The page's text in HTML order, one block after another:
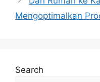
k
Mengoptimalkan
Search